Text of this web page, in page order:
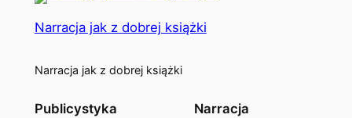
Narracja jak z dobrej książki
Narracja jak z dobrej książki
Publicystyka Narracja